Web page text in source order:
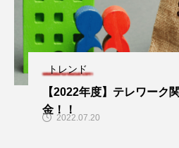
トレンド
【2022年度】テレワーク
金！！￼
2022.07.20